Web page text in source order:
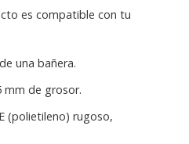
es compatible con tu
una bañera.
mm de grosor.
(polietileno) rugoso,